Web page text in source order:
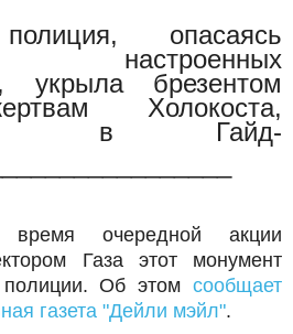
опасаясь
настроенных
укрыла брезентом
Холокоста,
в Гайд-
очередной акции
Газа этот монумент
полиции. Об этомсообщает
газета "Дейли мэйл".